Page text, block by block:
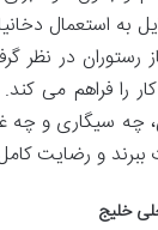
به استعمال
رستوران در نظر
را فراهم می
چه سیگاری و چه
و رضایت
خلیج